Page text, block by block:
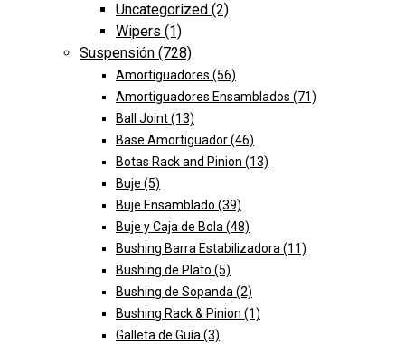
Uncategorized (2)
Wipers (1)
Suspensión (728)
Amortiguadores (56)
Amortiguadores Ensamblados (71)
Ball Joint(13)
Base Amortiguador(46)
Botas Rack and Pinion (13)
Buje (5)
Buje Ensamblado (39)
Buje y Caja de Bola (48)
Bushing Barra Estabilizadora (11)
Bushing de Plato (5)
Bushing de Sopanda (2)
Bushing Rack & Pinion (1)
Galleta de Guía (3)